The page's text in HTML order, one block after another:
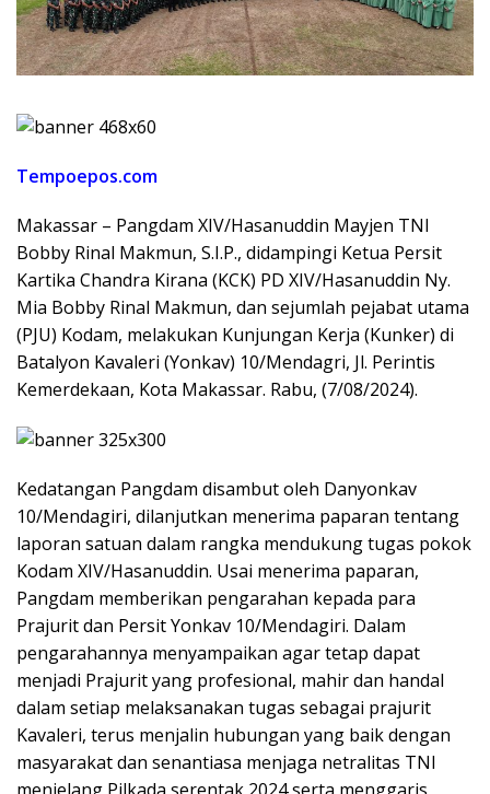
Tempoepos.com
Makassar – Pangdam XIV/Hasanuddin Mayjen TNI
Bobby Rinal Makmun, S.I.P., didampingi Ketua Persit
Kartika Chandra Kirana (KCK) PD XIV/Hasanuddin Ny.
Mia Bobby Rinal Makmun, dan sejumlah pejabat utama
(PJU) Kodam, melakukan Kunjungan Kerja (Kunker) di
Batalyon Kavaleri (Yonkav) 10/Mendagri, Jl. Perintis
Kemerdekaan, Kota Makassar. Rabu, (7/08/2024).
Kedatangan Pangdam disambut oleh Danyonkav
10/Mendagiri, dilanjutkan menerima paparan tentang
laporan satuan dalam rangka mendukung tugas pokok
Kodam XIV/Hasanuddin. Usai menerima paparan,
Pangdam memberikan pengarahan kepada para
Prajurit dan Persit Yonkav 10/Mendagiri. Dalam
pengarahannya menyampaikan agar tetap dapat
menjadi Prajurit yang profesional, mahir dan handal
dalam setiap melaksanakan tugas sebagai prajurit
Kavaleri, terus menjalin hubungan yang baik dengan
masyarakat dan senantiasa menjaga netralitas TNI